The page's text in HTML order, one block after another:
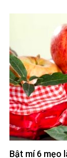
Bật mí 6 mẹo